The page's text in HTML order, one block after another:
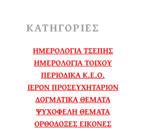
ΚΑΤΗΓΟΡΙΕΣ
ΗΜΕΡΟΛΟΓΙΑ ΤΣΕΠΗΣ
ΗΜΕΡΟΛΟΓΙΑ ΤΟΙΧΟΥ
ΠΕΡΙΟΔΙΚΑ Κ.Ε.Ο.
ΙΕΡΟΝ ΠΡΟΣΕΥΧΗΤΑΡΙΟΝ
ΔΟΓΜΑΤΙΚΑ ΘΕΜΑΤΑ
ΨΥΧΟΦΕΛΗ ΘΕΜΑΤΑ
ΟΡΘΟΔΟΞΕΣ ΕΙΚΟΝΕΣ